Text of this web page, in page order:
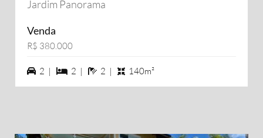
Jardim Panorama
Venda
R$ 380.000
2 vagas na garagem
2 | 2 dormiórios
2 | 2 banheiros
2 | 140m²